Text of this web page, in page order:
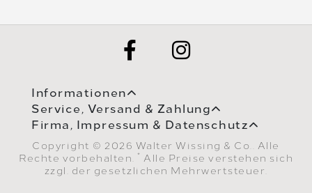
Informationen
Service, Versand & Zahlung
Firma, Impressum & Datenschutz
Copyright © 2026 Walter Wissing & Co.. Alle
Rechte vorbehalten.
* Alle Preise verstehen sich
zzgl. der gesetzlichen Mehrwertsteuer.